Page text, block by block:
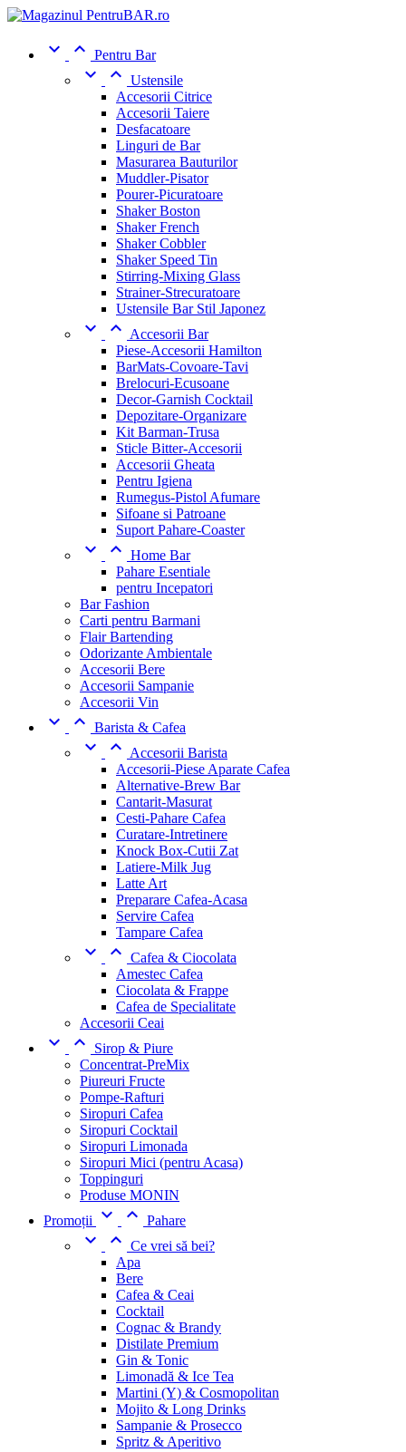
  Pentru Bar
  Ustensile
Accesorii Citrice
Accesorii Taiere
Desfacatoare
Linguri de Bar
Masurarea Bauturilor
Muddler-Pisator
Pourer-Picuratoare
Shaker Boston
Shaker French
Shaker Cobbler
Shaker Speed Tin
Stirring-Mixing Glass
Strainer-Strecuratoare
Ustensile Bar Stil Japonez
  Accesorii Bar
Piese-Accesorii Hamilton
BarMats-Covoare-Tavi
Brelocuri-Ecusoane
Decor-Garnish Cocktail
Depozitare-Organizare
Kit Barman-Trusa
Sticle Bitter-Accesorii
Accesorii Gheata
Pentru Igiena
Rumegus-Pistol Afumare
Sifoane si Patroane
Suport Pahare-Coaster
  Home Bar
Pahare Esentiale
pentru Incepatori
Bar Fashion
Carti pentru Barmani
Flair Bartending
Odorizante Ambientale
Accesorii Bere
Accesorii Sampanie
Accesorii Vin
  Barista & Cafea
  Accesorii Barista
Accesorii-Piese Aparate Cafea
Alternative-Brew Bar
Cantarit-Masurat
Cesti-Pahare Cafea
Curatare-Intretinere
Knock Box-Cutii Zat
Latiere-Milk Jug
Latte Art
Preparare Cafea-Acasa
Servire Cafea
Tampare Cafea
  Cafea & Ciocolata
Amestec Cafea
Ciocolata & Frappe
Cafea de Specialitate
Accesorii Ceai
 
Sirop & Piure
Concentrat-PreMix
Piureuri Fructe
Pompe-Rafturi
Siropuri Cafea
Siropuri Cocktail
Siropuri Limonada
Siropuri Mici (pentru Acasa)
Toppinguri
Produse MONIN
Promoții
  Pahare
  Ce vrei să bei?
Apa
Bere
Cafea & Ceai
Cocktail
Cognac & Brandy
Distilate Premium
Gin & Tonic
Limonadă & Ice Tea
Martini (Y) & Cosmopolitan
Mojito & Long Drinks
Sampanie & Prosecco
Spritz & Aperitivo